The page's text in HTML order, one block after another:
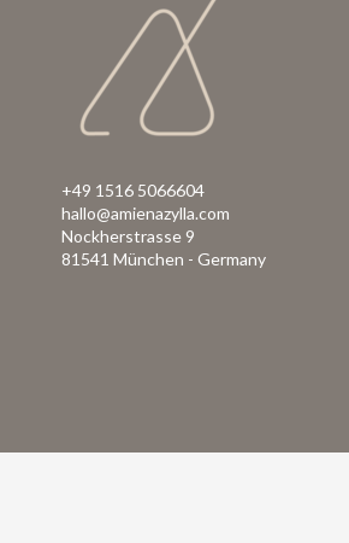
+49 1516 5066604
hallo@amienazylla.com
Nockherstrasse 9
81541 München - Germany